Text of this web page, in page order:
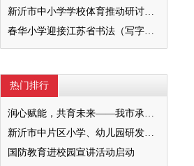
新沂市中小学学校体育推动研讨会举行
春华小学迎接江苏省书法（写字）特色学校验收
热门排行
润心赋能，共育未来——我市承办徐州市“润心”行动暨家庭教育宣传周展示活动
新沂市中片区小学、幼儿园研发卓越课程暨班主任素养提升培训活动举行
国防教育进校园宣讲活动启动